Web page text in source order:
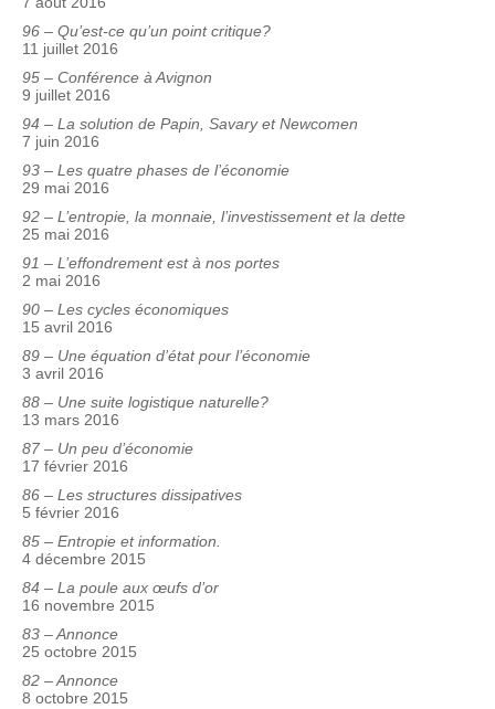
96 – Qu’est-ce qu’un point critique?
11 juillet 2016
95 – Conférence à Avignon
9 juillet 2016
94 – La solution de Papin, Savary et Newcomen
7 juin 2016
93 – Les quatre phases de l’économie
29 mai 2016
92 – L’entropie, la monnaie, l’investissement et la dette
25 mai 2016
91 – L’effondrement est à nos portes
2 mai 2016
90 – Les cycles économiques
15 avril 2016
89 – Une équation d’état pour l’économie
3 avril 2016
88 – Une suite logistique naturelle?
13 mars 2016
87 – Un peu d’économie
17 février 2016
86 – Les structures dissipatives
5 février 2016
85 – Entropie et information.
4 décembre 2015
84 – La poule aux œufs d’or
16 novembre 2015
83 – Annonce
25 octobre 2015
82 – Annonce
8 octobre 2015